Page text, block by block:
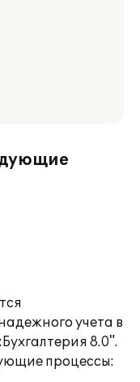
учета в
8.0".
процессы: